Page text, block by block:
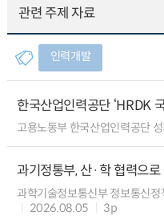
관련 주제 자료
인력개발
한국산업인력공단 ‘HRDK
고용노동부 한국산업인력공단
과기정통부, 산·학 협력으
과학기술정보통신부 정보통신
2026.08.05
3p